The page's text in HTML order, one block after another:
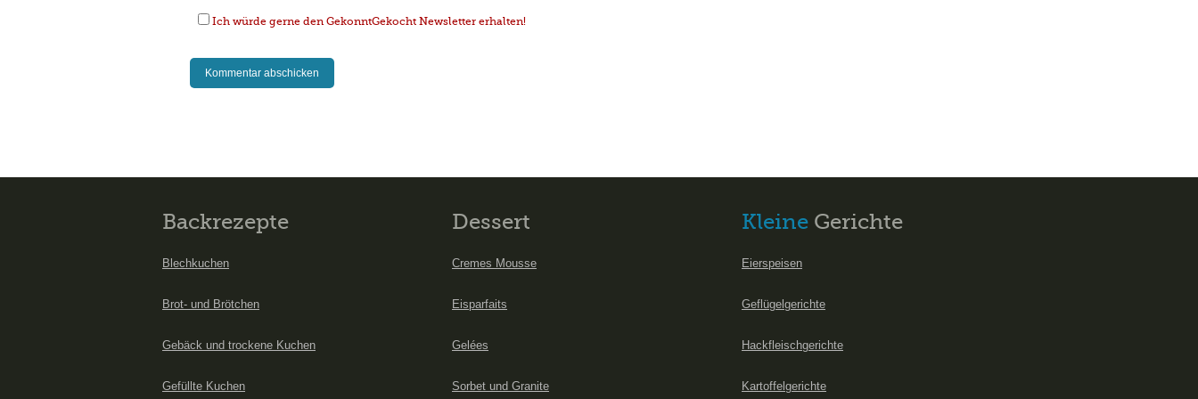
Ich würde gerne den GekonntGekocht Newsletter erhalten!
Backrezepte
Blechkuchen
Brot- und Brötchen
Gebäck und trockene Kuchen
Gefüllte Kuchen
Dessert
Cremes Mousse
Eisparfaits
Gelées
Sorbet und Granite
Kleine Gerichte
Eierspeisen
Geflügelgerichte
Hackfleischgerichte
Kartoffelgerichte